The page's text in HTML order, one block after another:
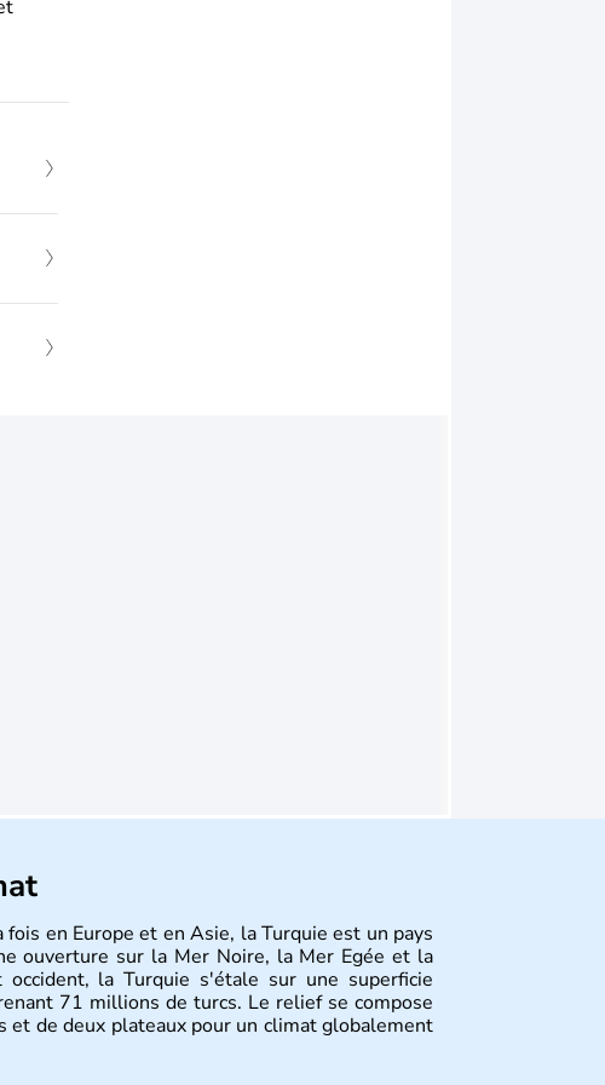
en Europe et en Asie, la Turquie est un pays
ouverture sur la Mer Noire, la Mer Egée et la
la Turquie s'étale sur une superficie
71 millions de turcs. Le relief se compose
et de deux plateaux pour un climat globalement